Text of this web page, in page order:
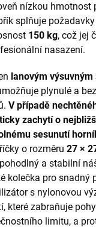
nízkou hmotnost
splňuje
150 kg, což jej
nasazení.
lanovým
plynulé a
V případě
zachytí o
sesunutí
o rozměru 27 ×
a stabilní
kolečka pro snadný
s nylonovou
které zabraňuje
limitu, a